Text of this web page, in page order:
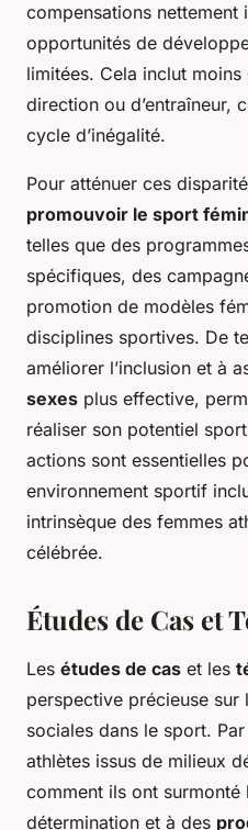
compensations nettement
opportunités de
limitées. Cela inclut moins
direction ou d’entraîneur,
cycle d’inégalité.
Pour atténuer ces
promouvoir le sport
telles que des
spécifiques, des
promotion de modèles
disciplines sportives. De
améliorer l’inclusion et à
sexes plus effective,
réaliser son potentiel
actions sont essentielles
environnement sportif
intrinsèque des femmes
célébrée.
Études de Cas et
Les études de cas et les
perspective précieuse sur
sociales dans le sport.
athlètes issus de milieux
comment ils ont
détermination et à des